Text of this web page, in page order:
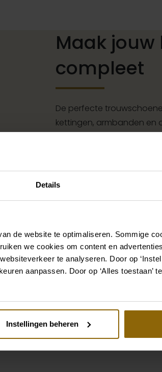
Details
de website te optimaliseren. Sommige
we cookies om content en
te analyseren. Door op
aanpassen. Door op ‘Alles toestaan’
Instellingen beheren
Maak
compleet
De perfecte
kettingen, armbanden en
vind je de perfecte match
ook eens
Couture KN1917 + TR
Demetrios